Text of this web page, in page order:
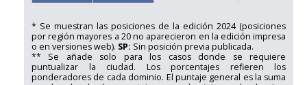
* Se muestran las posiciones de la edición 2024 (posiciones
por región mayores a 20 no aparecieron en la edición impresa
o en versiones web). SP: Sin posición previa publicada.
** Se añade solo para los casos donde se requiere
puntualizar la ciudad. Los porcentajes refieren los
ponderadores de cada dominio. El puntaje general es la suma